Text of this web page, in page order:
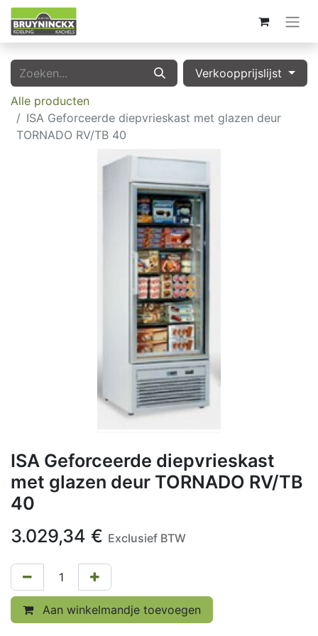
Verkoopprijslijst
Alle producten
ISA Geforceerde diepvrieskast met glazen deur
TORNADO RV/TB 40
ISA Geforceerde diepvrieskast
met glazen deur TORNADO RV/TB
40
3.029,34 € Exclusief BTW
Aan winkelmandje toevoegen